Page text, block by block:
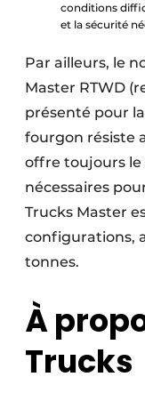
conditions
et la sécurité
Par ailleurs, le
Master RTWD
présenté pour
fourgon résiste
offre toujours
nécessaires
Trucks Master
configurations,
tonnes.
À
Trucks